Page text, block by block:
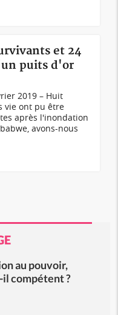
et 24
puits d'or
2019 – Huit
vie ont pu être
après l'inondation
avons-nous
au pouvoir,
compétent ?